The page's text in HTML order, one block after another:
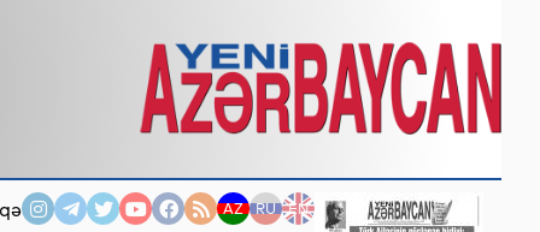
AZ RU EN